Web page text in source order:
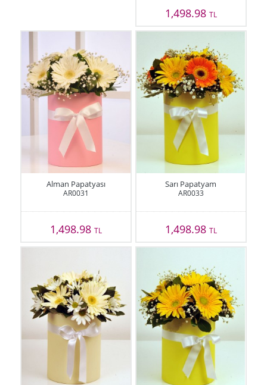
1,498.98 TL
Alman Papatyası
AR0031
1,498.98TL
Sarı Papatyam
AR0033
1,498.98 TL